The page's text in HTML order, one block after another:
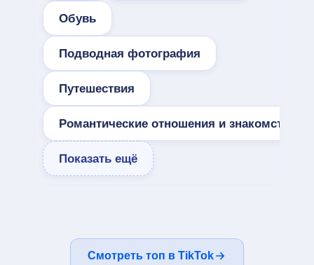
Обувь
Подводная фотография
Путешествия
Романтические отношения и знакомства
Показать ещё
Смотреть топ в TikTok